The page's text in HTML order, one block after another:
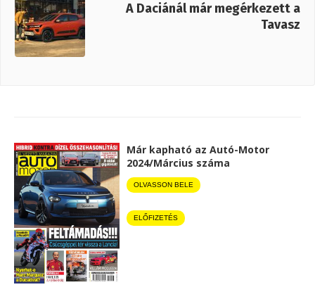
A Daciánál már megérkezett a
Tavasz
Már kapható az Autó-Motor
2024/Március száma
OLVASSON BELE
ELŐFIZETÉS